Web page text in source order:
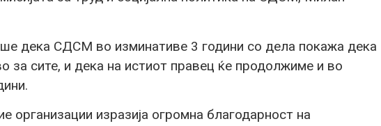
дека СДСМ во изминативе 3 години со дела покажа дека
за сите, и дека на истиот правец ќе продолжиме и во
организации изразија огромна благодарност на